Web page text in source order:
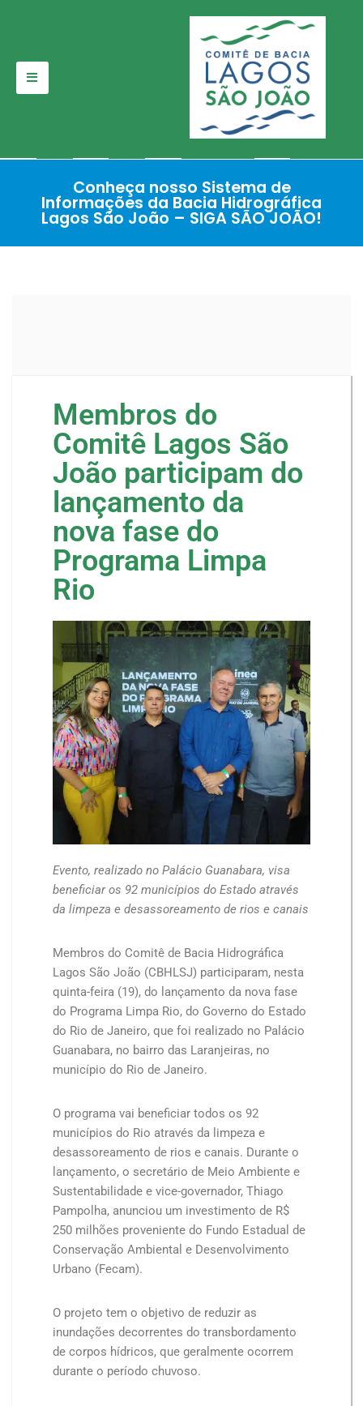
para
Conheça nosso Sistema de
Informações da Bacia Hidrográfica
Lagos São João – SIGA SÃO JOÃO!
Membros do
Comitê Lagos São
João participam do
lançamento da
nova fase do
Programa Limpa
Rio
Evento, realizado no Palácio Guanabara, visa
beneficiar os 92 municípios do Estado através
da limpeza e desassoreamento de rios e canais
Membros do Comitê de Bacia Hidrográfica
Lagos São João (CBHLSJ) participaram, nesta
quinta-feira (19), do lançamento da nova fase
do Programa Limpa Rio, do Governo do Estado
do Rio de Janeiro, que foi realizado no Palácio
Guanabara, no bairro das Laranjeiras, no
município do Rio de Janeiro.
O programa vai beneficiar todos os 92
municípios do Rio através da limpeza e
desassoreamento de rios e canais. Durante o
lançamento, o secretário de Meio Ambiente e
Sustentabilidade e vice-governador, Thiago
Pampolha, anunciou um investimento de R$
250 milhões proveniente do Fundo Estadual de
Conservação Ambiental e Desenvolvimento
Urbano (Fecam).
O projeto tem o objetivo de reduzir as
inundações decorrentes do transbordamento
de corpos hídricos, que geralmente ocorrem
durante o período chuvoso.